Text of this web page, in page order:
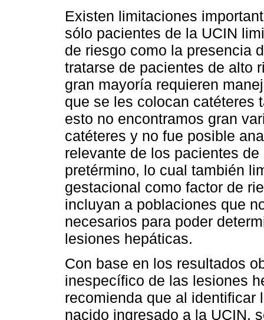
Existen limitaciones
sólo pacientes de la UCIN
de riesgo como la presencia
tratarse de pacientes de alto
gran mayoría requieren
que se les colocan catéteres
esto no encontramos gran
catéteres y no fue posible
relevante de los pacientes
pretérmino, lo cual también
gestacional como factor de
incluyan a poblaciones que
necesarios para poder
lesiones hepáticas.
Con base en los resultados
inespecífico de las lesiones
recomienda que al identificar
nacido ingresado a la UCIN,